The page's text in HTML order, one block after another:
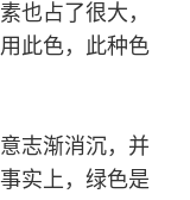
也占了很大，
此色，此种色
志渐消沉，并
实上，绿色是